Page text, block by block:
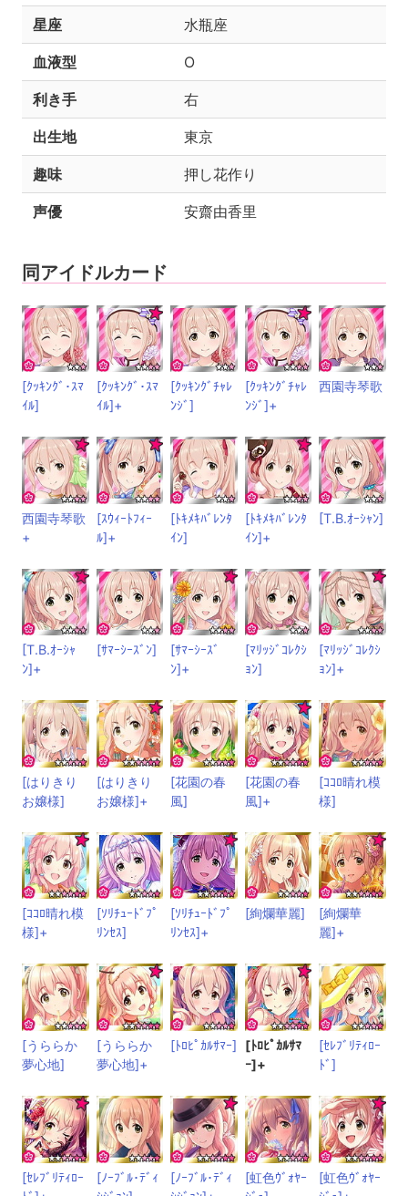
星座 水瓶座
血液型 O
利き手 右
出生地 東京
趣味 押し花作り
声優 安齋由香里
同アイドルカード
[ｸｯｷﾝｸﾞ･ｽﾏ
ｲﾙ]
[ｸｯｷﾝｸﾞ･ｽﾏ
ｲﾙ]+
[ｸｯｷﾝｸﾞﾁｬﾚ
ﾝｼﾞ]
[ｸｯｷﾝｸﾞﾁｬﾚ
ﾝｼﾞ]+
西園寺琴歌
西園寺琴歌
+
[ｽｳｨｰﾄﾌｨｰ
ﾙ]+
[ﾄｷﾒｷﾊﾞﾚﾝﾀ
ｲﾝ]
[ﾄｷﾒｷﾊﾞﾚﾝﾀ
ｲﾝ]+
[T.B.ｵｰｼｬﾝ]
[T.B.ｵｰｼｬ
ﾝ]+
[ｻﾏｰｼｰｽﾞﾝ]
[ｻﾏｰｼｰｽﾞ
ﾝ]+
[ﾏﾘｯｼﾞｺﾚｸｼ
ｮﾝ]
[ﾏﾘｯｼﾞｺﾚｸｼ
ｮﾝ]+
[はりきり
お嬢様]
[はりきり
お嬢様]+
[花園の春
風]
[花園の春
風]+
[ｺｺﾛ晴れ模
様]
[ｺｺﾛ晴れ模
様]+
[ｿﾘﾁｭｰﾄﾞﾌﾟ
ﾘﾝｾｽ]
[ｿﾘﾁｭｰﾄﾞﾌﾟ
ﾘﾝｾｽ]+
[絢爛華麗]
[絢爛華
麗]+
[うららか
夢心地]
[うららか
夢心地]+
[ﾄﾛﾋﾟｶﾙｻﾏｰ]
[ﾄﾛﾋﾟｶﾙｻﾏ
ｰ]+
[ｾﾚﾌﾞﾘﾃｨﾛｰ
ﾄﾞ]
[ｾﾚﾌﾞﾘﾃｨﾛｰ
[ﾉｰﾌﾞﾙ･ﾃﾞｨ
[ﾉｰﾌﾞﾙ･ﾃﾞｨ
[虹色ｳﾞｫﾔｰ
[虹色ｳﾞｫﾔｰ